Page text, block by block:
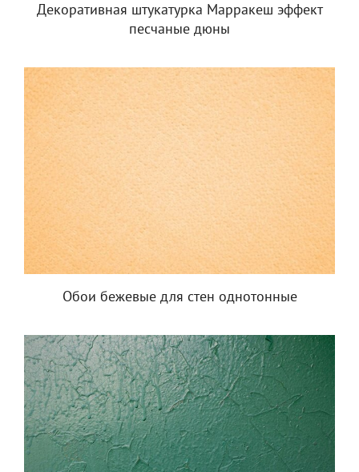
Декоративная штукатурка Марракеш эффект
песчаные дюны
Обои бежевые для стен однотонные